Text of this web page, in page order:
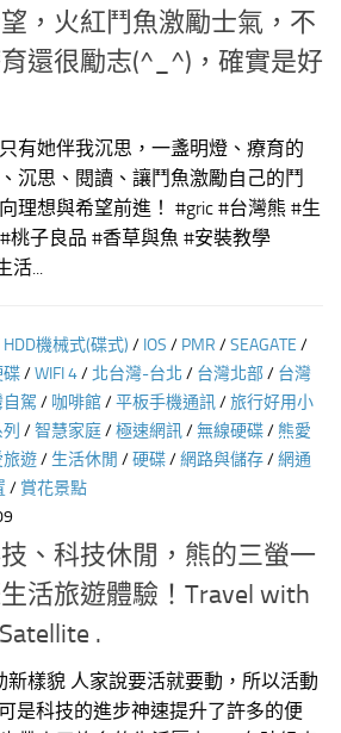
，火紅鬥魚激勵士氣，不
還很勵志(^_^)，確實是好
有她伴我沉思，一盞明燈、療育的
沉思、閱讀、讓鬥魚激勵自己的鬥
理想與希望前進！ #gric #台灣熊 #生
桃子良品 #香草與魚 #安裝教學
...
HDD機械式(碟式) / IOS / PMR /SEAGATE /
碟/WIFI 4/ 北台灣-台北 / 台灣北部 / 台灣
駕 / 咖啡館/平板手機通訊/旅行好用小
/智慧家庭/極速網訊/無線硬碟/ 熊愛
旅遊/ 生活休閒 /硬碟/網路與儲存/網通
/ 賞花景點
、科技休閒，熊的三螢一
活旅遊體驗！Travel with
.
新樣貌 人家說要活就要動，所以活動
是科技的進步神速提升了許多的便